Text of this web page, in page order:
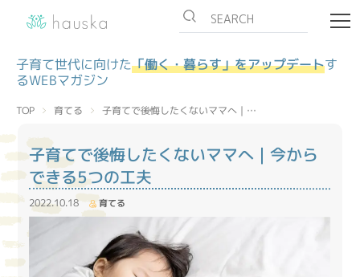
子育て世代に向けた「働く・暮らす」をアップデートす
るWEBマガジン
TOP 育てる 子育てで後悔したくないママへ｜…
子育てで後悔したくないママへ｜今から
できる5つの工夫
2022.10.18 育てる